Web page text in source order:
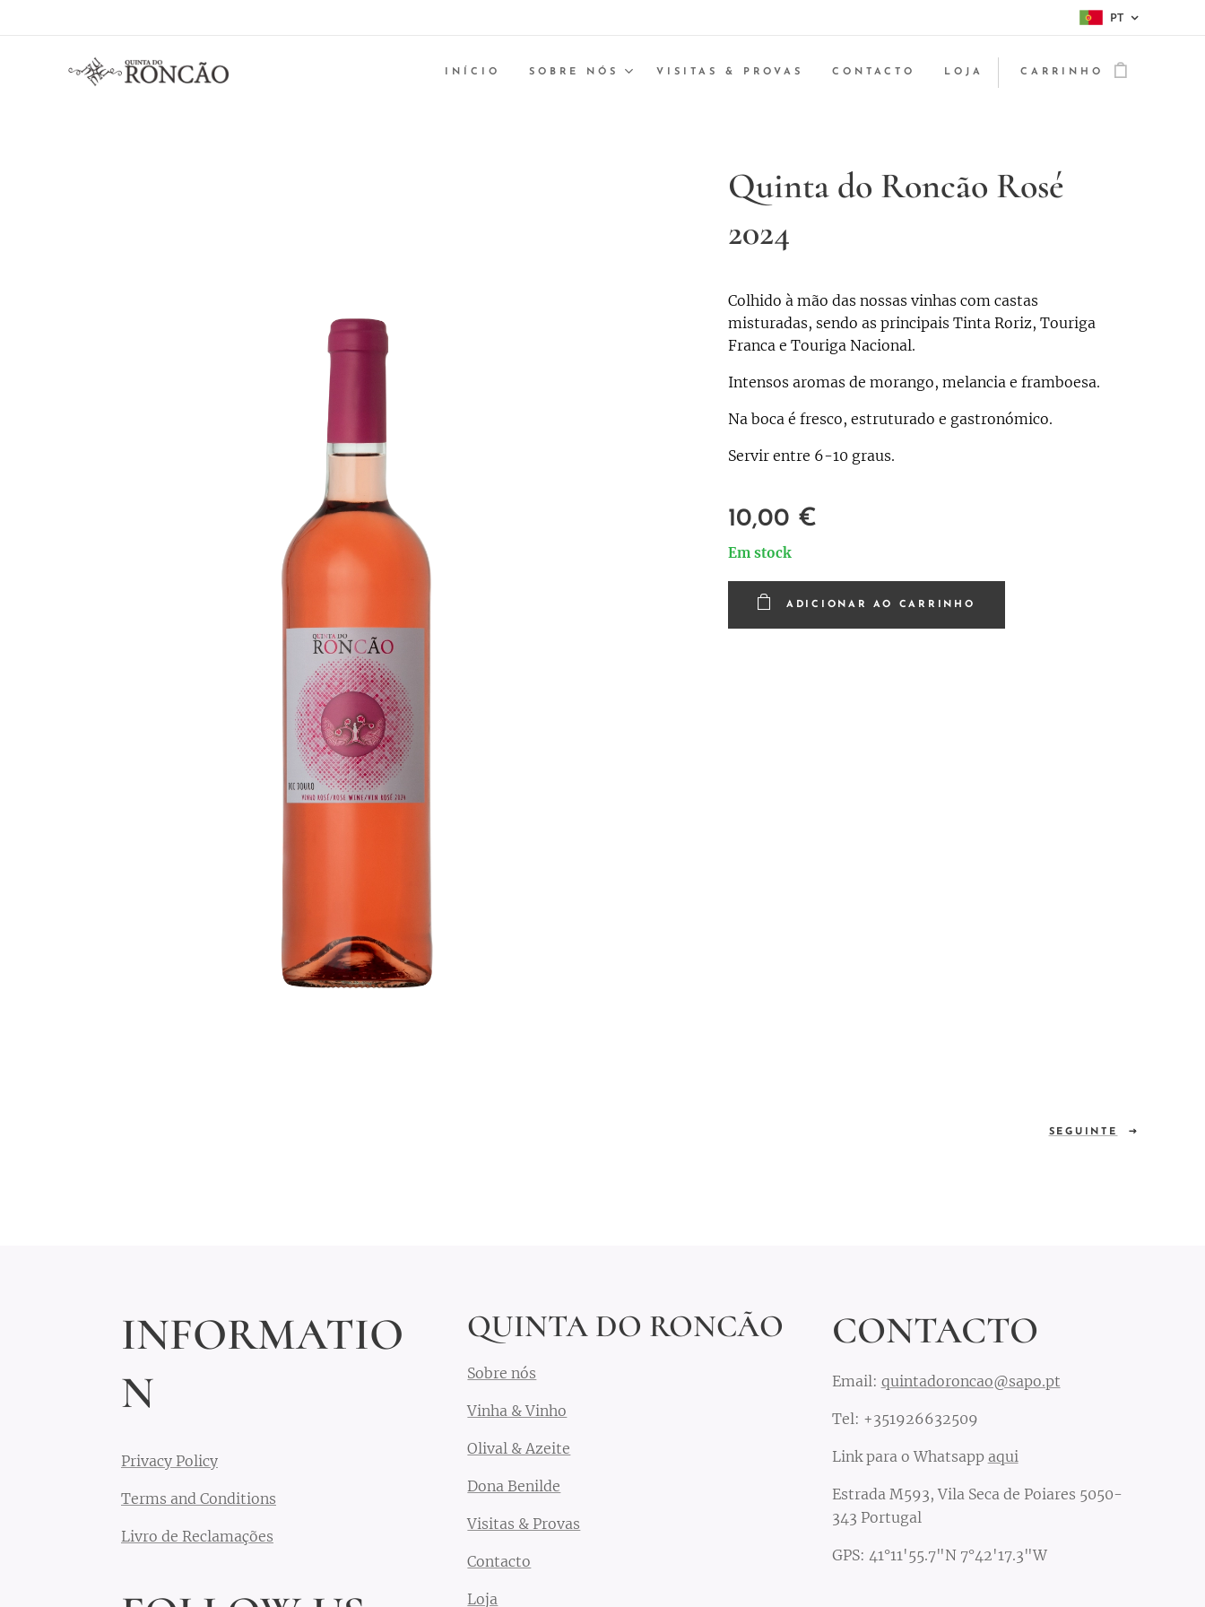
PT
INÍCIO SOBRE NÓS VISITAS & PROVAS CONTACTO LOJA CARRINHO
Quinta do Roncão Rosé
2024
Colhido à mão das nossas vinhas com castas
misturadas, sendo as principais Tinta Roriz, Touriga
Franca e Touriga Nacional.
Intensos aromas de morango, melancia e framboesa.
Na boca é fresco, estruturado e gastronómico.
Servir entre 6-10 graus.
10,00 €
Em stock
ADICIONAR AO CARRINHO
SEGUINTE
INFORMATIO
N
Privacy Policy
Terms and Conditions
Livro de Reclamações
QUINTA DO RONCÃO
Sobre nós
Vinha & Vinho
Olival & Azeite
Dona Benilde
Visitas & Provas
Contacto
Loja
CONTACTO
Email: quintadoroncao@sapo.pt
Tel: +351926632509
Link para o Whatsapp aqui
Estrada M593, Vila Seca de Poiares 5050-
343 Portugal
GPS: 41°11'55.7"N 7°42'17.3"W